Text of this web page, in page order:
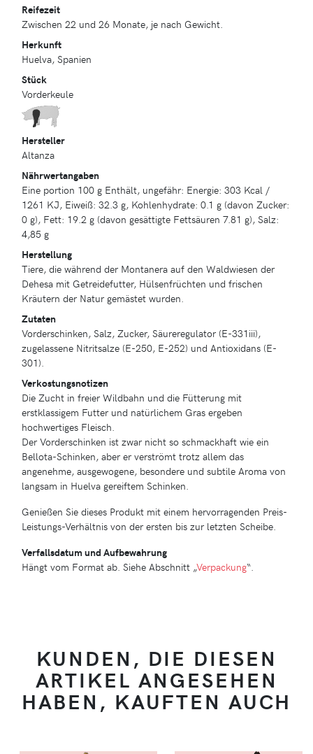
Reifezeit
Zwischen 22 und 26 Monate, je nach Gewicht.
Herkunft
Huelva, Spanien
Stück
Vorderkeule
Hersteller
Altanza
Nährwertangaben
Eine portion 100 g Enthält, ungefähr: Energie: 303 Kcal /
1261 KJ, Eiweiß: 32.3 g, Kohlenhydrate: 0.1 g (davon Zucker:
0 g), Fett: 19.2 g (davon gesättigte Fettsäuren 7.81 g), Salz:
4,85 g
Herstellung
Tiere, die während der Montanera auf den Waldwiesen der
Dehesa mit Getreidefutter, Hülsenfrüchten und frischen
Kräutern der Natur gemästet wurden.
Zutaten
Vorderschinken, Salz, Zucker, Säureregulator (E-331iii),
zugelassene Nitritsalze (E-250, E-252) und Antioxidans (E-
301).
Verkostungsnotizen
Die Zucht in freier Wildbahn und die Fütterung mit
erstklassigem Futter und natürlichem Gras ergeben
hochwertiges Fleisch.
Der Vorderschinken ist zwar nicht so schmackhaft wie ein
Bellota-Schinken, aber er verströmt trotz allem das
angenehme, ausgewogene, besondere und subtile Aroma von
langsam in Huelva gereiftem Schinken.
Genießen Sie dieses Produkt mit einem hervorragenden Preis-
Leistungs-Verhältnis von der ersten bis zur letzten Scheibe.
Verfallsdatum und Aufbewahrung
Hängt vom Format ab. Siehe Abschnitt „Verpackung“.
KUNDEN, DIE DIESEN
ARTIKEL ANGESEHEN
HABEN, KAUFTEN AUCH